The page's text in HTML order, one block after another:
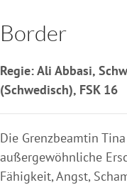
Border
Regie: Ali Abbasi,
(Schwedisch), FSK 16
Die Grenzbeamtin
außergewöhnliche
Fähigkeit, Angst,